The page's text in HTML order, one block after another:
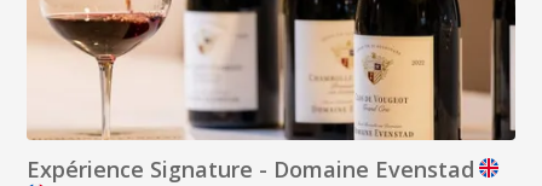
Expérience Signature - Domaine Evenstad